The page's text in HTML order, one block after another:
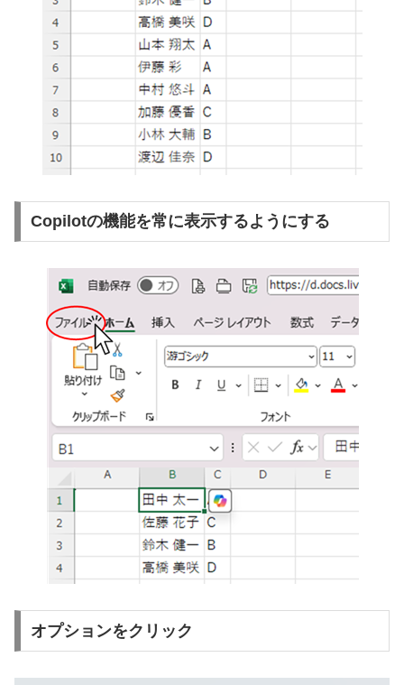
Copilotの機能を常に表示するようにする
オプションをクリック